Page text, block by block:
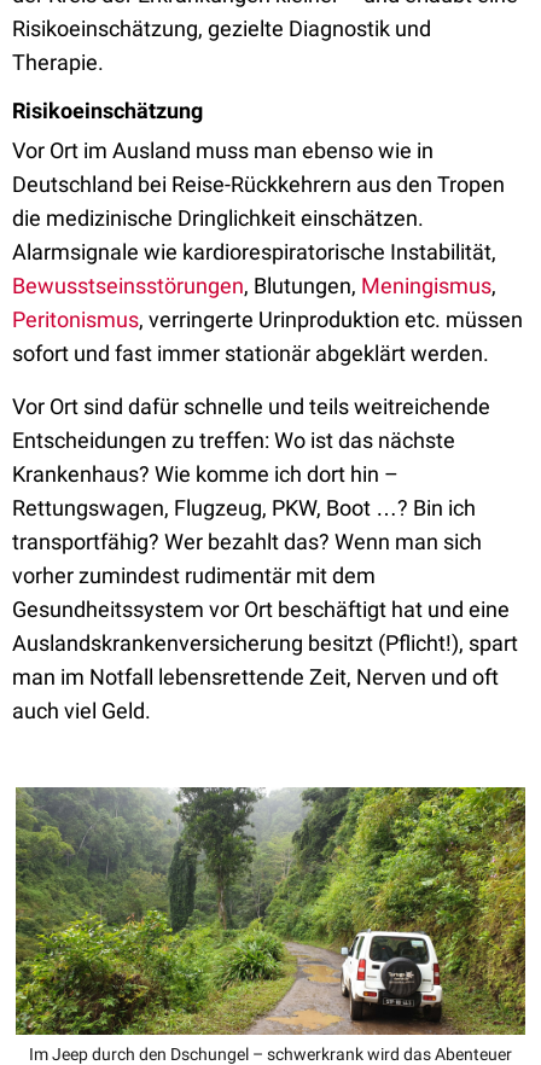
Risikoeinschätzung, gezielte Diagnostik und
Therapie.
Risikoeinschätzung
Vor Ort im Ausland muss man ebenso wie in
Deutschland bei Reise-Rückkehrern aus den Tropen
die medizinische Dringlichkeit einschätzen.
Alarmsignale wie kardiorespiratorische Instabilität,
Bewusstseinsstörungen, Blutungen, Meningismus,
Peritonismus, verringerte Urinproduktion etc. müssen
sofort und fast immer stationär abgeklärt werden.
Vor Ort sind dafür schnelle und teils weitreichende
Entscheidungen zu treffen: Wo ist das nächste
Krankenhaus? Wie komme ich dort hin –
Rettungswagen, Flugzeug, PKW, Boot …? Bin ich
transportfähig? Wer bezahlt das? Wenn man sich
vorher zumindest rudimentär mit dem
Gesundheitssystem vor Ort beschäftigt hat und eine
Auslandskrankenversicherung besitzt (Pflicht!), spart
man im Notfall lebensrettende Zeit, Nerven und oft
auch viel Geld.
Im Jeep durch den Dschungel – schwerkrank wird das Abenteuer